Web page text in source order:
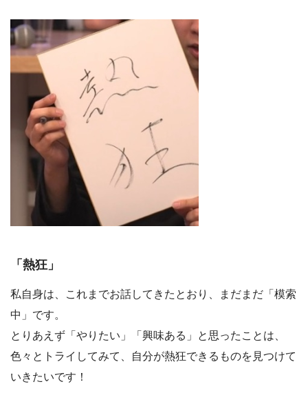
「熱狂」
私自身は、これまでお話してきたとおり、まだまだ「模索
中」です。
とりあえず「やりたい」「興味ある」と思ったことは、
色々とトライしてみて、自分が熱狂できるものを見つけて
いきたいです！